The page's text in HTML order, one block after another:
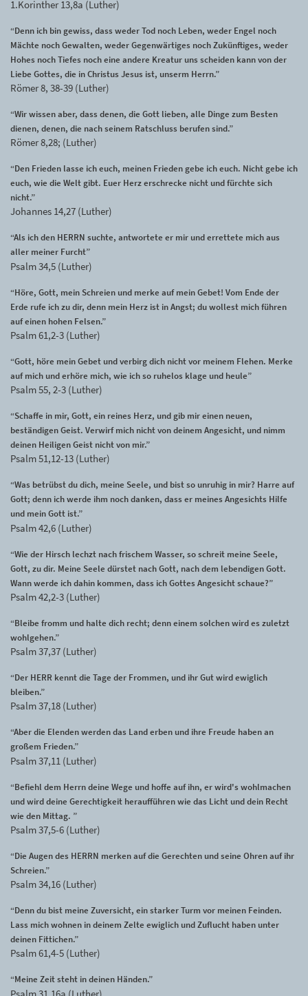
1.Korinther 13,8a (Luther)
“Denn ich bin gewiss, dass weder Tod noch Leben, weder Engel noch
Mächte noch Gewalten, weder Gegenwärtiges noch Zukünftiges, weder
Hohes noch Tiefes noch eine andere Kreatur uns scheiden kann von der
Liebe Gottes, die in Christus Jesus ist, unserm Herrn.”
Römer 8, 38-39 (Luther)
“Wir wissen aber, dass denen, die Gott lieben, alle Dinge zum Besten
dienen, denen, die nach seinem Ratschluss berufen sind.”
Römer 8,28; (Luther)
“Den Frieden lasse ich euch, meinen Frieden gebe ich euch. Nicht gebe ich
euch, wie die Welt gibt. Euer Herz erschrecke nicht und fürchte sich
nicht.”
Johannes 14,27 (Luther)
“Als ich den HERRN suchte, antwortete er mir und errettete mich aus
aller meiner Furcht”
Psalm 34,5 (Luther)
“Höre, Gott, mein Schreien und merke auf mein Gebet! Vom Ende der
Erde rufe ich zu dir, denn mein Herz ist in Angst; du wollest mich führen
auf einen hohen Felsen.”
Psalm 61,2-3 (Luther)
“Gott, höre mein Gebet und verbirg dich nicht vor meinem Flehen. Merke
auf mich und erhöre mich, wie ich so ruhelos klage und heule”
Psalm 55, 2-3 (Luther)
“Schaffe in mir, Gott, ein reines Herz, und gib mir einen neuen,
beständigen Geist. Verwirf mich nicht von deinem Angesicht, und nimm
deinen Heiligen Geist nicht von mir.”
Psalm 51,12-13 (Luther)
“Was betrübst du dich, meine Seele, und bist so unruhig in mir? Harre auf
Gott; denn ich werde ihm noch danken, dass er meines Angesichts Hilfe
und mein Gott ist.”
Psalm 42,6 (Luther)
“Wie der Hirsch lechzt nach frischem Wasser, so schreit meine Seele,
Gott, zu dir. Meine Seele dürstet nach Gott, nach dem lebendigen Gott.
Wann werde ich dahin kommen, dass ich Gottes Angesicht schaue?”
Psalm 42,2-3 (Luther)
“Bleibe fromm und halte dich recht; denn einem solchen wird es zuletzt
wohlgehen.”
Psalm 37,37 (Luther)
“Der HERR kennt die Tage der Frommen, und ihr Gut wird ewiglich
bleiben.”
Psalm 37,18 (Luther)
“Aber die Elenden werden das Land erben und ihre Freude haben an
großem Frieden.”
Psalm 37,11 (Luther)
“Befiehl dem Herrn deine Wege und hoffe auf ihn, er wird's wohlmachen
und wird deine Gerechtigkeit heraufführen wie das Licht und dein Recht
wie den Mittag. ”
Psalm 37,5-6 (Luther)
“Die Augen des HERRN merken auf die Gerechten und seine Ohren auf ihr
Schreien.”
Psalm 34,16 (Luther)
“Denn du bist meine Zuversicht, ein starker Turm vor meinen Feinden.
Lass mich wohnen in deinem Zelte ewiglich und Zuflucht haben unter
deinen Fittichen.”
Psalm 61,4-5 (Luther)
“Meine Zeit steht in deinen Händen.”